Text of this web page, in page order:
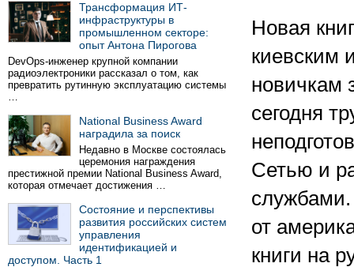
Трансформация ИТ-
инфраструктуры в
промышленном секторе:
опыт Антона Пирогова
DevOps-инженер крупной компании
радиоэлектроники рассказал о том, как
превратить рутинную эксплуатацию системы
…
National Business Award
наградила за поиск
Недавно в Москве состоялась
церемония награждения
престижной премии National Business Award,
которая отмечает достижения …
Состояние и перспективы
развития российских систем
управления
идентификацией и
доступом. Часть 1
Новая
киевским
новичкам
сегодня
Сетью и
от
книги на